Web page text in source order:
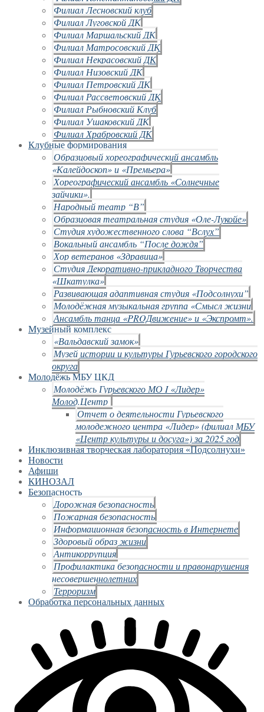
Филиал Лесновский клуб
Филиал Луговской ДК
Филиал Маршальский ДК
Филиал Матросовский ДК
Филиал Некрасовский ДК
Филиал Низовский ДК
Филиал Петровский ДК
Филиал Рассветовский ДК
Филиал Рыбновский Клуб
Филиал Ушаковский ДК
Филиал Храбровский ДК
Клубные формирования
Образцовый хореографический ансамбль
«Калейдоскоп» и «Премьера»
Хореографический ансамбль «Солнечные
зайчики».
Народный театр “В”
Образцовая театральная студия «Оле-Лукойе»
Студия художественного слова “Вслух”
Вокальный ансамбль “После дождя”
Хор ветеранов «Здравица»
Студия Декоративно-прикладного Творчества
«Шкатулка»
Развивающая адаптивная студия «Подсолнухи”
Молодёжная музыкальная группа «Смысл жизни
Ансамбль танца «PROДвижение» и «Экспромт».
Музейный комплекс
«Вальдавский замок»
Музей истории и культуры Гурьевского городского
округа
Молодёжь МБУ ЦКД
Молодёжь Гурьевского МО I «Лидер»
Молод.Центр
Отчет о деятельности Гурьевского
молодежного центра «Лидер» (филиал МБУ
«Центр культуры и досуга») за 2025 год
Инклюзивная творческая лаборатория «Подсолнухи»
Новости
Афиши
КИНОЗАЛ
Безопасность
Дорожная безопасность
Пожарная безопасность
Информационная безопасность в Интернете
Здоровый образ жизни
Антикоррупция
Профилактика безопасности и правонарушения
несовершеннолетних
Терроризм
Обработка персональных данных